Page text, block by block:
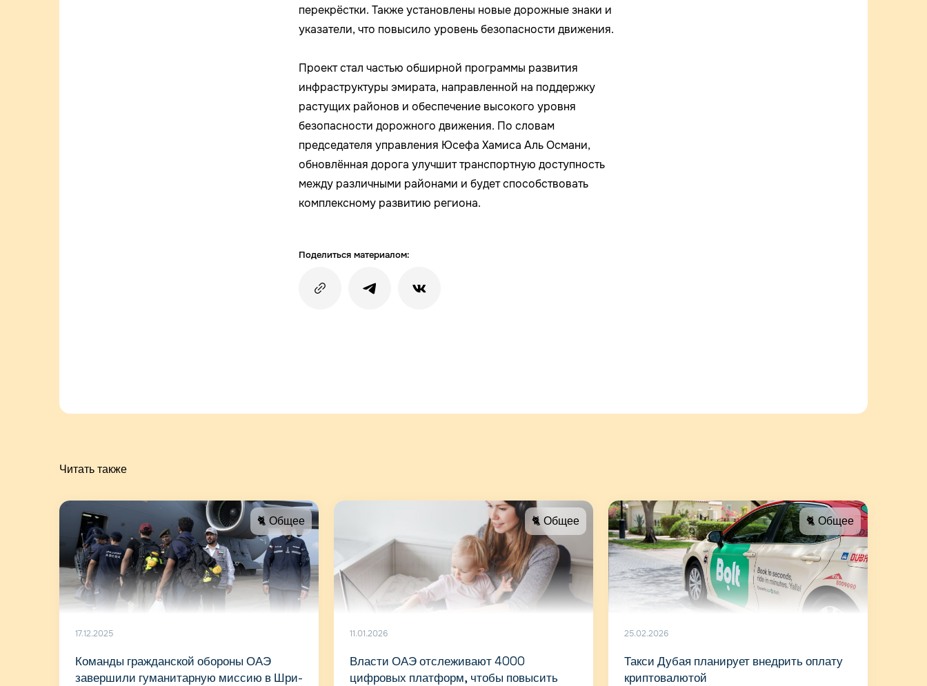
перекрёстки. Также установлены новые дорожные знаки и
указатели, что повысило уровень безопасности движения.
Проект стал частью обширной программы развития
инфраструктуры эмирата, направленной на поддержку
растущих районов и обеспечение высокого уровня
безопасности дорожного движения. По словам
председателя управления Юсефа Хамиса Аль Османи,
обновлённая дорога улучшит транспортную доступность
между различными районами и будет способствовать
комплексному развитию региона.
Поделиться материалом:
Читать также
🐈 Общее
17.12.2025
Команды гражданской обороны ОАЭ
завершили гуманитарную миссию в Шри-
🐈 Общее
11.01.2026
Власти ОАЭ отслеживают 4000
цифровых платформ, чтобы повысить
🐈 Общее
25.02.2026
Такси Дубая планирует внедрить оплату
криптовалютой